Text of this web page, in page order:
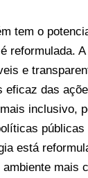
tem o
reformulada.
e
das
inclusivo,
está
mais